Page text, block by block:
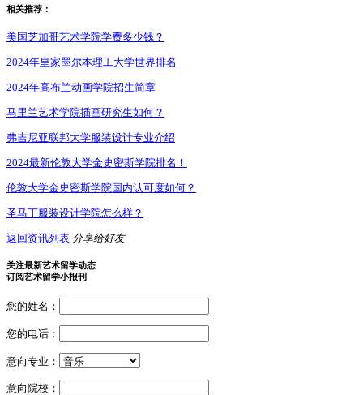
相关推荐：
美国芝加哥艺术学院学费多少钱？
2024年皇家墨尔本理工大学世界排名
2024年高布兰动画学院招生简章
马里兰艺术学院插画研究生如何？
弗吉尼亚联邦大学服装设计专业介绍
2024最新伦敦大学金史密斯学院排名！
伦敦大学金史密斯学院国内认可度如何？
圣马丁服装设计学院怎么样？
返回资讯列表 分享给好友
关注最新艺术留学动态
订阅艺术留学小报刊
您的姓名：
您的电话：
意向专业：
意向院校：